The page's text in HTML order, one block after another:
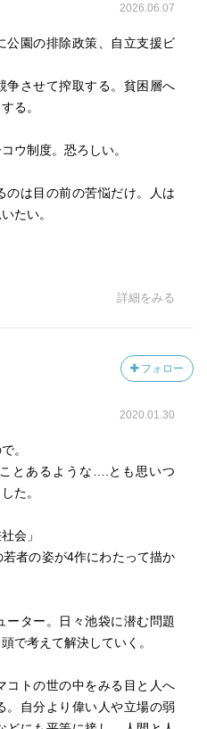
2026.06.07
公園の排除政策、自立支援ビ
争させて搾取する。貧困層へ
る。
ウ制度。恐ろしい。
のは目の前の苦悩だけ。人は
たい。
詳細をみる
フォロー
2020.01.30
。
とあるような….とも思いつ
た。
会」
者の姿が4作にわたって描か
ーター。日々池袋に潜む問題
で考えて解決していく。
コトの世の中をみる目と人へ
。自分より偉い人や立場の弱